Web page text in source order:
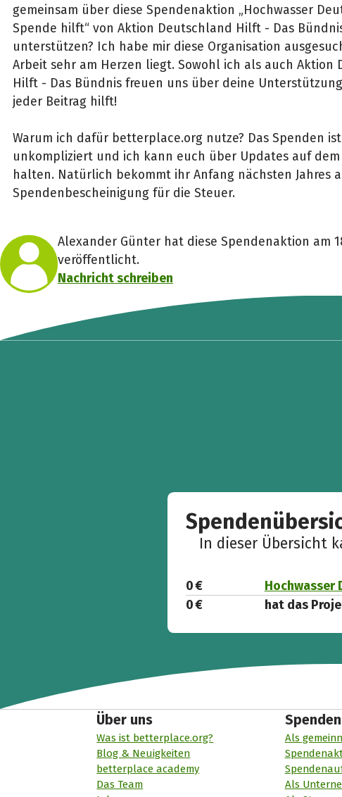
gemeinsam über diese Spendenaktion „Hochwasser
Spende hilft“ von Aktion Deutschland Hilft - Das
unterstützen? Ich habe mir diese Organisation
Arbeit sehr am Herzen liegt. Sowohl ich als auch Aktion
Hilft - Das Bündnis freuen uns über deine
jeder Beitrag hilft!
Warum ich dafür betterplace.org nutze? Das Spenden
unkompliziert und ich kann euch über Updates auf
halten. Natürlich bekommt ihr Anfang nächsten Jahres
Spendenbescheinigung für die Steuer.
Alexander Günter hat diese Spendenaktion am
veröffentlicht.
Nachricht schreiben
In dieser Übersicht
0 €
Hochwasser
0 €
hat das
Über uns
Was ist betterplace.org?
Blog & Neuigkeiten
betterplace academy
Das Team
Als
Als